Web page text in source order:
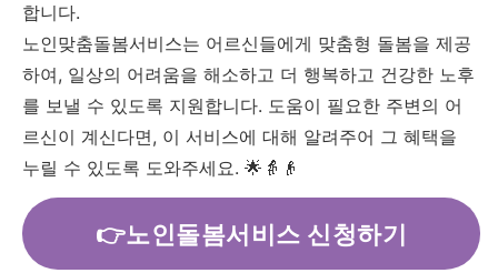
합니다.
노인맞춤돌봄서비스는 어르신들에게 맞춤형 돌봄을 제공
하여, 일상의 어려움을 해소하고 더 행복하고 건강한 노후
를 보낼 수 있도록 지원합니다. 도움이 필요한 주변의 어
르신이 계신다면, 이 서비스에 대해 알려주어 그 혜택을
누릴 수 있도록 도와주세요. 🌟👵👴
👉노인돌봄서비스 신청하기